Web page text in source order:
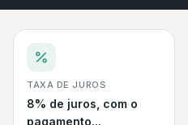
TAXA DE JUROS
8% de juros, com o
pagamento...